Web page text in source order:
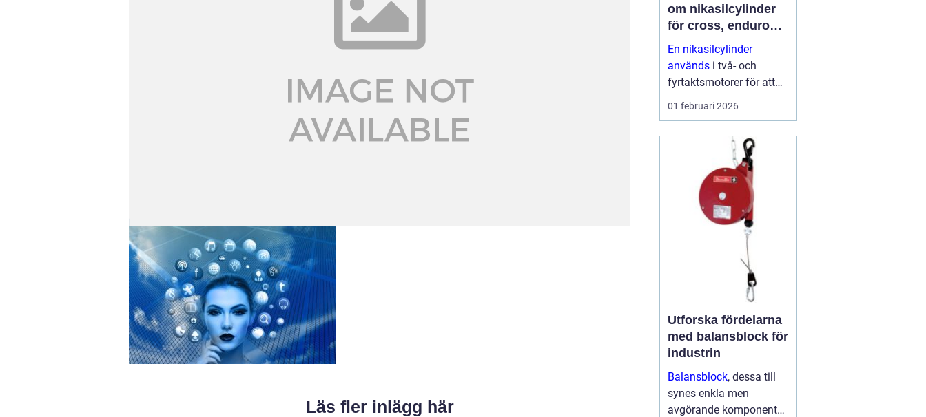
Läs fler inlägg här
om nikasilcylinder
för cross, enduro
och skoter
En nikasilcylinder
används i två- och
fyrtaktsmotorer för att
ge längre livslängd,
cylindern beläggs med
nickelkiselkarbid-
beläggning som tål höga
varvtal,...
01 februari 2026
Utforska fördelarna
med balansblock för
industrin
Balansblock, dessa till
synes enkla men
avgörande komponenter,